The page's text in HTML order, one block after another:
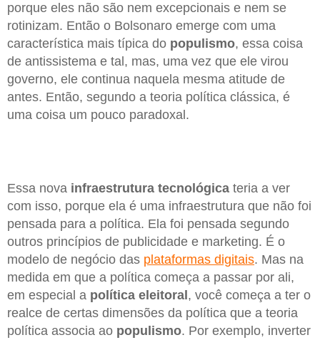
porque eles não são nem excepcionais e nem se
rotinizam. Então o Bolsonaro emerge com uma
característica mais típica do populismo, essa coisa
de antissistema e tal, mas, uma vez que ele virou
governo, ele continua naquela mesma atitude de
antes. Então, segundo a teoria política clássica, é
uma coisa um pouco paradoxal.
Essa nova infraestrutura tecnológica teria a ver
com isso, porque ela é uma infraestrutura que não foi
pensada para a política. Ela foi pensada segundo
outros princípios de publicidade e marketing. É o
modelo de negócio das plataformas digitais. Mas na
medida em que a política começa a passar por ali,
em especial a política eleitoral, você começa a ter o
realce de certas dimensões da política que a teoria
política associa ao populismo. Por exemplo, inverter